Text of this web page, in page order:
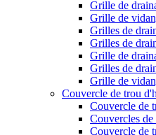
Grille de
Grille de
Grilles de
Grilles de
Grille de
Grilles de
Grille de
Couvercle de trou
Couvercle de
Couvercles
Couvercle de